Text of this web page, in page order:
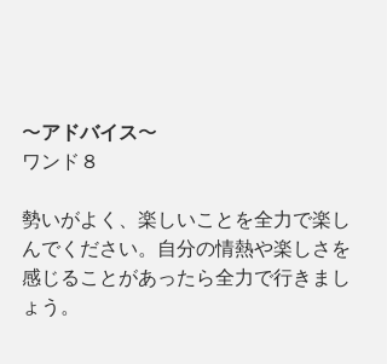
〜アドバイス〜
ワンド８
勢いがよく、楽しいことを全力で楽し
んでください。自分の情熱や楽しさを
感じることがあったら全力で行きまし
ょう。